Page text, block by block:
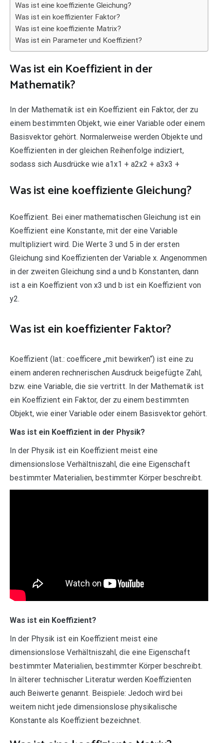
Was ist eine koeffiziente Gleichung?
Was ist ein koeffizienter Faktor?
Was ist eine koeffiziente Matrix?
Was ist ein Parameter und Koeffizient?
Was ist ein Koeffizient in der
Mathematik?
In der Mathematik ist ein Koeffizient ein Faktor, der zu
einem bestimmten Objekt, wie einer Variable oder einem
Basisvektor gehört. Normalerweise werden Objekte und
Koeffizienten in der gleichen Reihenfolge indiziert,
sodass sich Ausdrücke wie a1x1 + a2x2 + a3x3 +
Was ist eine koeffiziente Gleichung?
Koeffizient. Bei einer mathematischen Gleichung ist ein
Koeffizient eine Konstante, mit der eine Variable
multipliziert wird. Die Werte 3 und 5 in der ersten
Gleichung sind Koeffizienten der Variable x. Angenommen
in der zweiten Gleichung sind a und b Konstanten, dann
ist a ein Koeffizient von x3 und b ist ein Koeffizient von
y2.
Was ist ein koeffizienter Faktor?
Koeffizient (lat.: coefficere „mit bewirken“) ist eine zu
einem anderen rechnerischen Ausdruck beigefügte Zahl,
bzw. eine Variable, die sie vertritt. In der Mathematik ist
ein Koeffizient ein Faktor, der zu einem bestimmten
Objekt, wie einer Variable oder einem Basisvektor gehört.
Was ist ein Koeffizient in der Physik?
In der Physik ist ein Koeffizient meist eine
dimensionslose Verhältniszahl, die eine Eigenschaft
bestimmter Materialien, bestimmter Körper beschreibt.
Was ist ein Koeffizient?
In der Physik ist ein Koeffizient meist eine
dimensionslose Verhältniszahl, die eine Eigenschaft
bestimmter Materialien, bestimmter Körper beschreibt.
In älterer technischer Literatur werden Koeffizienten
auch Beiwerte genannt. Beispiele: Jedoch wird bei
weitem nicht jede dimensionslose physikalische
Konstante als Koeffizient bezeichnet.